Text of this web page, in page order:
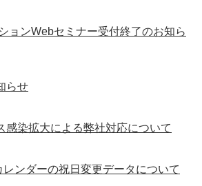
ョンWebセミナー受付終了のお知ら
らせ
感染拡大による弊社対応について
ンダーの祝日変更データについて